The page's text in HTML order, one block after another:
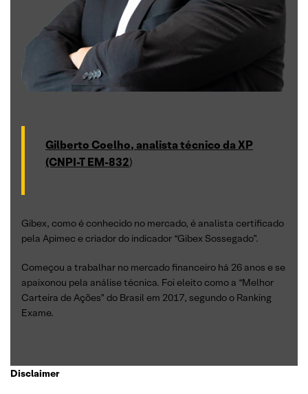
Gilberto Coelho, analista técnico da XP
(CNPI-T EM-832)
Gibex, como é conhecido no mercado, é analista certificado
pela Apimec e criador do indicador “Gibex Sossegado”.
Começou a trabalhar no mercado financeiro há 26 anos e se
apaixonou pela análise técnica. Foi eleito como a “Melhor
Carteira de Ações” do Brasil em 2017, segundo o Ranking
Exame.
Disclaimer